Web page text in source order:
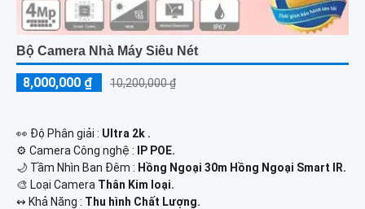
Bộ Camera Nhà Máy Siêu Nét
8,000,000 ₫ 10,200,000 ₫
️👀 Độ Phân giải : Ultra 2k .
⚙ Camera Công nghệ : IP POE.
🌙 Tầm Nhìn Ban Đêm : Hồng Ngoại 30m Hồng Ngoại Smart IR.
🎨 Loại Camera Thân Kim loại.
️↭ Khả Năng : Thu hình Chất Lượng.